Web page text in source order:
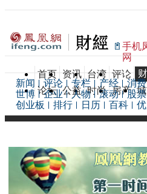
手机
网
首页 资讯 台湾 评论
论坛 公益 时尚 房产
新闻 评论 专栏 产经 消费
世博
企业 人物 滚动 股票
创业板
排行 日历 百科